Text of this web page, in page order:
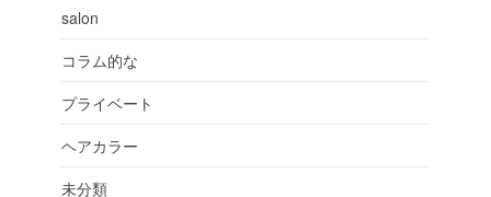
salon
コラム的な
プライベート
ヘアカラー
未分類